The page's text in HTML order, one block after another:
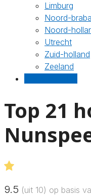
Limburg
Noord-
Noord-
Utrecht
Zuid-holland
Zeeland
Top 21
9.5 (uit 10) op basis